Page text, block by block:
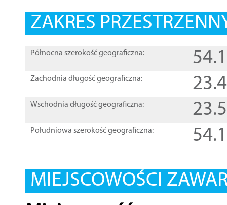
ZAKRES
Północna szerokość geograficzna:
Zachodnia długość geograficzna:
Wschodnia długość geograficzna:
Południowa szerokość geograficzna:
MIEJSCOWOŚCI